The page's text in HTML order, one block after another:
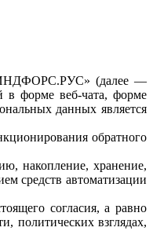
(далее —
в форме веб-чата, форме
данных является
обратного
накопление, хранение,
средств автоматизации
согласия, а равно
политических взглядах,